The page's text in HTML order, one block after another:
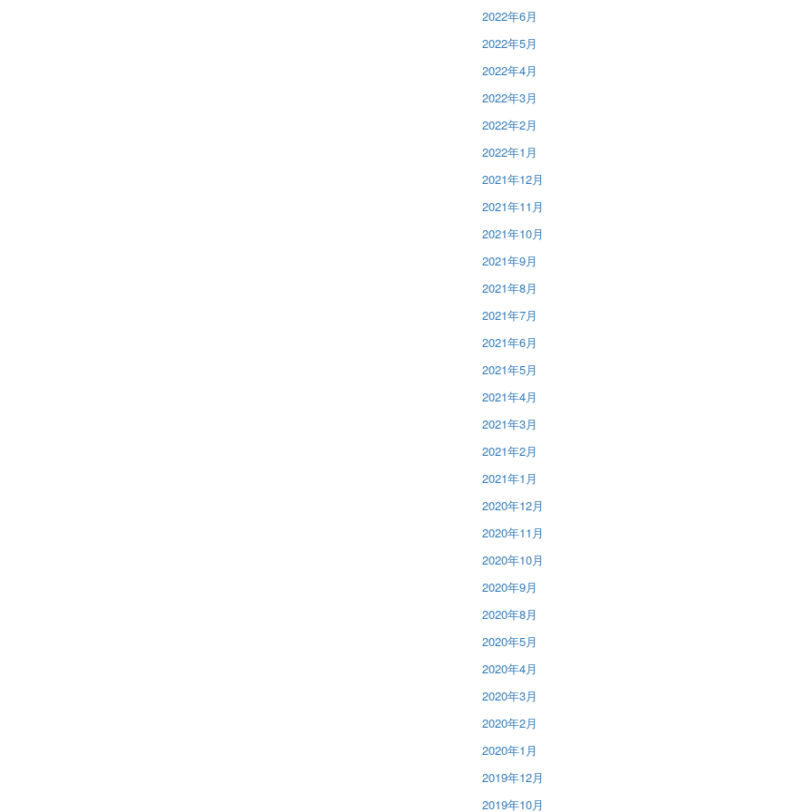
2022年6月
2022年5月
2022年4月
2022年3月
2022年2月
2022年1月
2021年12月
2021年11月
2021年10月
2021年9月
2021年8月
2021年7月
2021年6月
2021年5月
2021年4月
2021年3月
2021年2月
2021年1月
2020年12月
2020年11月
2020年10月
2020年9月
2020年8月
2020年5月
2020年4月
2020年3月
2020年2月
2020年1月
2019年12月
2019年10月